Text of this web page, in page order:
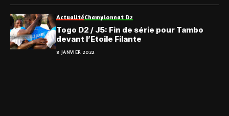
ActualitéChampionnat D2
Togo D2 / J5: Fin de série pour Tambo
devant l’Etoile Filante
8 JANVIER 2022